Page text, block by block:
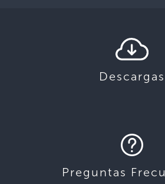
Descargas
Preguntas